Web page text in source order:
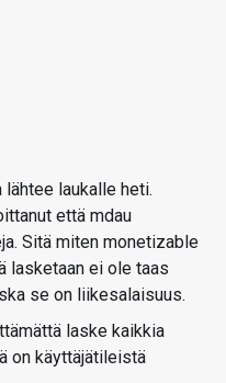
laukalle heti.
että mdau
Sitä miten monetizable
lasketaan ei ole taas
se on liikesalaisuus.
laske kaikkia
on käyttäjätileistä